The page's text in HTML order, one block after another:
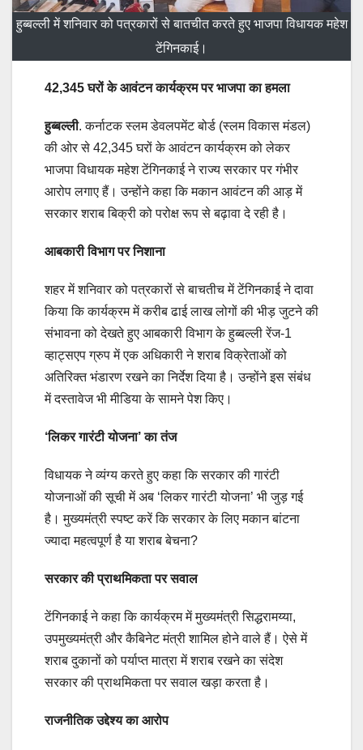
हुब्बल्ली में शनिवार को पत्रकारों से बातचीत करते हुए भाजपा विधायक महेश
टेंगिनकाई।
42,345 घरों के आवंटन कार्यक्रम पर भाजपा का हमला
हुब्बल्ली. कर्नाटक स्लम डेवलपमेंट बोर्ड (स्लम विकास मंडल)
की ओर से 42,345 घरों के आवंटन कार्यक्रम को लेकर
भाजपा विधायक महेश टेंगिनकाई ने राज्य सरकार पर गंभीर
आरोप लगाए हैं। उन्होंने कहा कि मकान आवंटन की आड़ में
सरकार शराब बिक्री को परोक्ष रूप से बढ़ावा दे रही है।
आबकारी विभाग पर निशाना
शहर में शनिवार को पत्रकारों से बाचतीच में टेंगिनकाई ने दावा
किया कि कार्यक्रम में करीब ढाई लाख लोगों की भीड़ जुटने की
संभावना को देखते हुए आबकारी विभाग के हुब्बल्ली रेंज-1
व्हाट्सएप ग्रुप में एक अधिकारी ने शराब विक्रेताओं को
अतिरिक्त भंडारण रखने का निर्देश दिया है। उन्होंने इस संबंध
में दस्तावेज भी मीडिया के सामने पेश किए।
‘लिकर गारंटी योजना’ का तंज
विधायक ने व्यंग्य करते हुए कहा कि सरकार की गारंटी
योजनाओं की सूची में अब ‘लिकर गारंटी योजना’ भी जुड़ गई
है। मुख्यमंत्री स्पष्ट करें कि सरकार के लिए मकान बांटना
ज्यादा महत्वपूर्ण है या शराब बेचना?
सरकार की प्राथमिकता पर सवाल
टेंगिनकाई ने कहा कि कार्यक्रम में मुख्यमंत्री सिद्धरामय्या,
उपमुख्यमंत्री और कैबिनेट मंत्री शामिल होने वाले हैं। ऐसे में
शराब दुकानों को पर्याप्त मात्रा में शराब रखने का संदेश
सरकार की प्राथमिकता पर सवाल खड़ा करता है।
राजनीतिक उद्देश्य का आरोप